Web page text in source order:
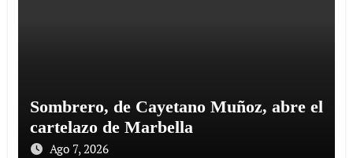
Sombrero, de Cayetano Muñoz, abre el
cartelazo de Marbella
Ago 7, 2026